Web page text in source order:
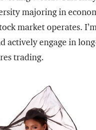
majoring in
market operates.
actively engage in
trading.